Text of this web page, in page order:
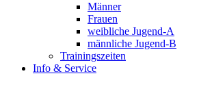
Männer
Frauen
weibliche Jugend-A
männliche Jugend-B
Trainingszeiten
Info & Service